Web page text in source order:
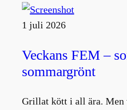
1 juli 2026
Veckans FEM –
sommargrönt
Grillat kött i all ära. Men